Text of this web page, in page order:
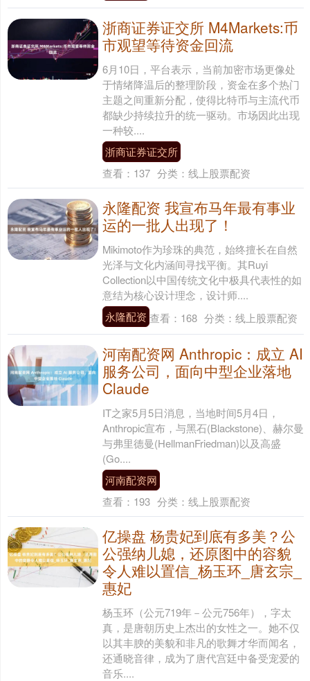
浙商证券证交所 M4Markets:币
市观望等待资金回流
6月10日，平台表示，当前加密市场更像处
于情绪降温后的整理阶段，资金在多个热门
主题之间重新分配，使得比特币与主流代币
都缺少持续拉升的统一驱动。市场因此出现
一种较....
浙商证券证交所
查看： 137 分类： 线上股票配资
永隆配资 我宣布马年最有事业
运的一批人出现了！
Mikimoto作为珍珠的典范，始终擅长在自然
光泽与文化内涵间寻找平衡。其Ruyi
Collection以中国传统文化中极具代表性的如
意结为核心设计理念，设计师....
永隆配资 查看： 168 分类： 线上股票配资
河南配资网 Anthropic：成立 AI
服务公司，面向中型企业落地
Claude
IT之家5月5日消息，当地时间5月4日，
Anthropic宣布，与黑石(Blackstone)、赫尔曼
与弗里德曼(HellmanFriedman)以及高盛
(Go....
河南配资网
查看： 193 分类： 线上股票配资
亿操盘 杨贵妃到底有多美？公
公强纳儿媳，还原图中的容貌
令人难以置信_杨玉环_唐玄宗_
惠妃
杨玉环（公元719年－公元756年），字太
真，是唐朝历史上杰出的女性之一。她不仅
以其丰腴的美貌和非凡的歌舞才华而闻名，
还通晓音律，成为了唐代宫廷中备受宠爱的
音乐....